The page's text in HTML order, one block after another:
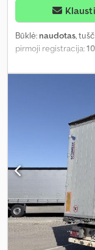
Klausti
Būklė: naudotas,
pirmoji registracija: